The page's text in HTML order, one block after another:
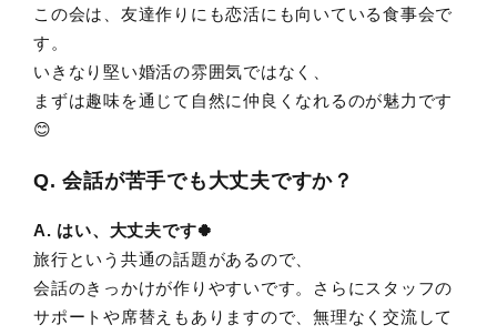
この会は、友達作りにも恋活にも向いている食事会で
す。
いきなり堅い婚活の雰囲気ではなく、
まずは趣味を通じて自然に仲良くなれるのが魅力です
😊
Q. 会話が苦手でも大丈夫ですか？
A. はい、大丈夫です🍀
旅行という共通の話題があるので、
会話のきっかけが作りやすいです。さらにスタッフの
サポートや席替えもありますので、無理なく交流して